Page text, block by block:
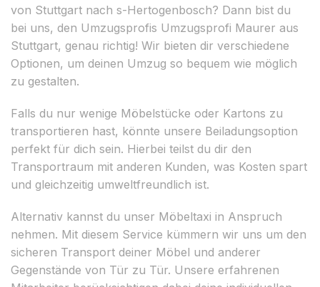
von Stuttgart nach s-Hertogenbosch? Dann bist du
bei uns, den Umzugsprofis Umzugsprofi Maurer aus
Stuttgart, genau richtig! Wir bieten dir verschiedene
Optionen, um deinen Umzug so bequem wie möglich
zu gestalten.
Falls du nur wenige Möbelstücke oder Kartons zu
transportieren hast, könnte unsere Beiladungsoption
perfekt für dich sein. Hierbei teilst du dir den
Transportraum mit anderen Kunden, was Kosten spart
und gleichzeitig umweltfreundlich ist.
Alternativ kannst du unser Möbeltaxi in Anspruch
nehmen. Mit diesem Service kümmern wir uns um den
sicheren Transport deiner Möbel und anderer
Gegenstände von Tür zu Tür. Unsere erfahrenen